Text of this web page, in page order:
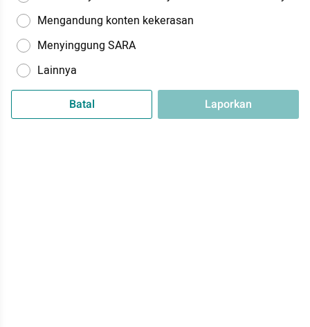
Mengandung konten kekerasan
Menyinggung SARA
Lainnya
Batal Laporkan